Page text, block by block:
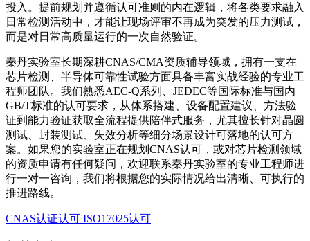
投入。提前规划并遵循认可准则的内在逻辑，将各类要求融入
日常检测活动中，才能让现场评审不再成为突发的压力测试，
而是对日常高质量运行的一次自然验证。
秦丹实验室长期深耕CNAS/CMA资质辅导领域，拥有一支在
芯片检测、半导体可靠性试验方面具备丰富实战经验的专业工
程师团队。我们熟悉AEC-Q系列、JEDEC等国际标准与国内
GB/T标准的认可要求，从体系搭建、设备配置建议、方法验
证到能力验证获取全流程提供陪伴式服务，尤其擅长针对晶圆
测试、封装测试、失效分析等细分场景设计可落地的认可方
案。如果您的实验室正在规划CNAS认可，或对芯片检测领域
的资质申请有任何疑问，欢迎联系秦丹实验室的专业工程师进
行一对一咨询，我们将根据您的实际情况给出清晰、可执行的
推进路线。
CNAS认证认可 ISO17025认可